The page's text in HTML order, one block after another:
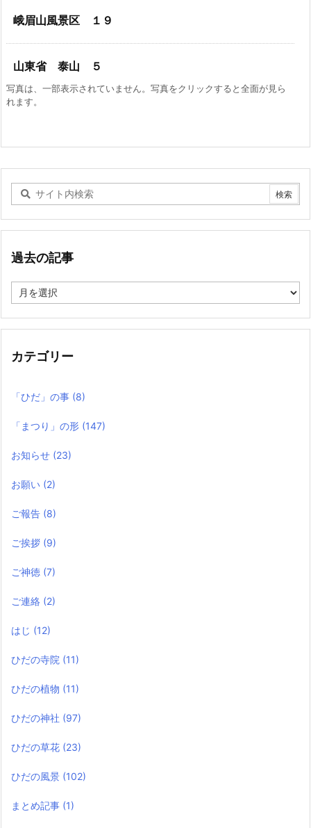
峨眉山風景区 １９
山東省 泰山 ５
写真は、一部表示されていません。写真をクリックすると全面が見ら
れます。
過去の記事
去
記
カテゴリー
「ひだ」の事 (8)
「まつり」の形 (147)
お知らせ (23)
お願い (2)
ご報告 (8)
ご挨拶 (9)
ご神徳 (7)
ご連絡 (2)
はじ (12)
ひだの寺院 (11)
ひだの植物 (11)
ひだの神社 (97)
ひだの草花 (23)
ひだの風景 (102)
まとめ記事 (1)